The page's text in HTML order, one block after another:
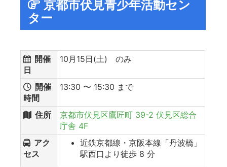
京都市伏見青少年活動セン
ター
開催
日
10月15日(土) のみ
開催
時間
13:30 〜 15:30 まで
住所
京都市伏見区鷹匠町 39-2 伏見区総合
庁舎 4F
アク
セス
近鉄京都線・京阪本線「丹波橋」
駅西口より徒歩 8 分